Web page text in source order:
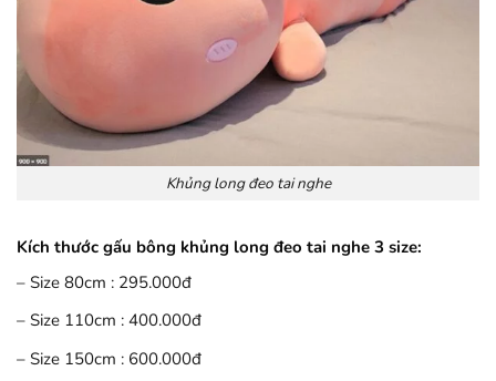
Khủng long đeo tai nghe
Kích thước gấu bông khủng long đeo tai nghe 3 size:
– Size 80cm : 295.000đ
– Size 110cm : 400.000đ
– Size 150cm : 600.000đ